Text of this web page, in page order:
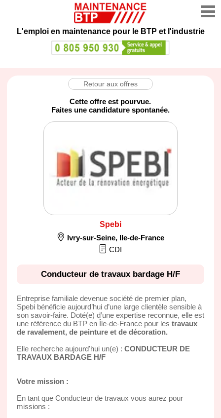
L'emploi en maintenance pour le BTP et l'industrie
Retour aux offres
Cette offre est pourvue.
Faites une candidature spontanée.
Spebi
Ivry-sur-Seine, Ile-de-France
CDI
Conducteur de travaux bardage H/F
Entreprise familiale devenue société de premier plan,
Spebi bénéficie aujourd’hui d’une large clientèle sensible à
son savoir-faire. Doté(e) d’une expertise reconnue, elle est
une référence du BTP en Île-de-France pour les travaux
de ravalement, de peinture et de décoration.
Elle recherche aujourd'hui un(e) : CONDUCTEUR DE
TRAVAUX BARDAGE H/F
Votre mission :
En tant que Conducteur de travaux vous aurez pour
missions :